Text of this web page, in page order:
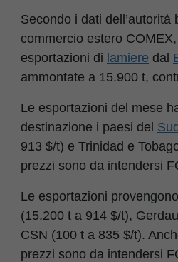
Secondo i dati dell’autorità
commercio estero
esportazioni di lamiere dal
ammontate a 15.900 t,
Le esportazioni del mese
destinazione i paesi del
913 $/t) e Trinidad e
prezzi sono da intendersi
Le esportazioni
(15.200 t a 914 $/t),
CSN (100 t a 835 $/t).
prezzi sono da intendersi